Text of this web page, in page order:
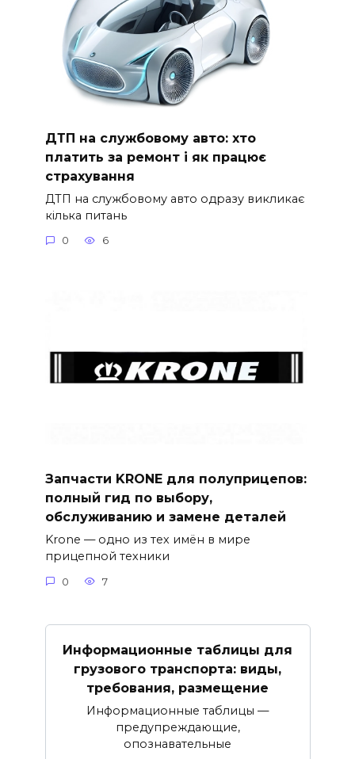
ДТП на службовому авто: хто
платить за ремонт і як працює
страхування
ДТП на службовому авто одразу викликає
кілька питань
0 6
Запчасти KRONE для полуприцепов:
полный гид по выбору,
обслуживанию и замене деталей
Krone — одно из тех имён в мире
прицепной техники
0 7
Информационные таблицы для
грузового транспорта: виды,
требования, размещение
Информационные таблицы —
предупреждающие,
опознавательные